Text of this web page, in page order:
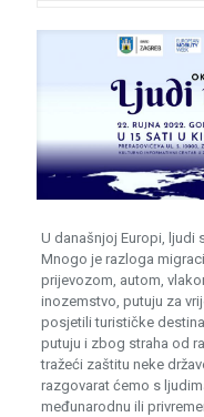
U današnjoj Europi, ljudi
Mnogo je razloga
prijevozom, autom,
inozemstvo, putuju za
posjetili turističke
putuju i zbog straha od
tražeći zaštitu neke
razgovarat ćemo s
međunarodnu ili